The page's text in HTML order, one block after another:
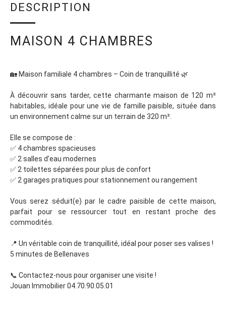
DESCRIPTION
MAISON 4 CHAMBRES
🏡 Maison familiale 4 chambres – Coin de tranquillité 🌿
À découvrir sans tarder, cette charmante maison de 120 m²
habitables, idéale pour une vie de famille paisible, située dans
un environnement calme sur un terrain de 320 m².
Elle se compose de :
✅ 4 chambres spacieuses
✅ 2 salles d’eau modernes
✅ 2 toilettes séparées pour plus de confort
✅ 2 garages pratiques pour stationnement ou rangement
Vous serez séduit(e) par le cadre paisible de cette maison,
parfait pour se ressourcer tout en restant proche des
commodités.
📍 Un véritable coin de tranquillité, idéal pour poser ses valises !
5 minutes de Bellenaves
📞 Contactez-nous pour organiser une visite !
Jouan Immobilier 04.70.90.05.01